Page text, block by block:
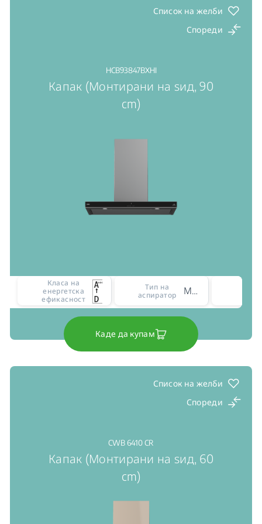
Список на желби
Спореди
HCB93847BXHI
Капак (Монтирани на ѕид, 90
cm)
Класа на
енергетска
ефикасност
Тип на
аспиратор
Монтирани на ѕид
Каде да купам
Список на желби
Спореди
CWB 6410 CR
Капак (Монтирани на ѕид, 60
cm)